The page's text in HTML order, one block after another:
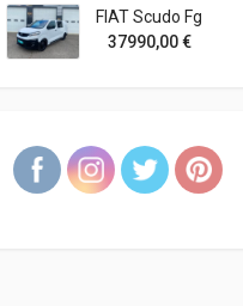
FIAT Scudo Fg
37990,00€